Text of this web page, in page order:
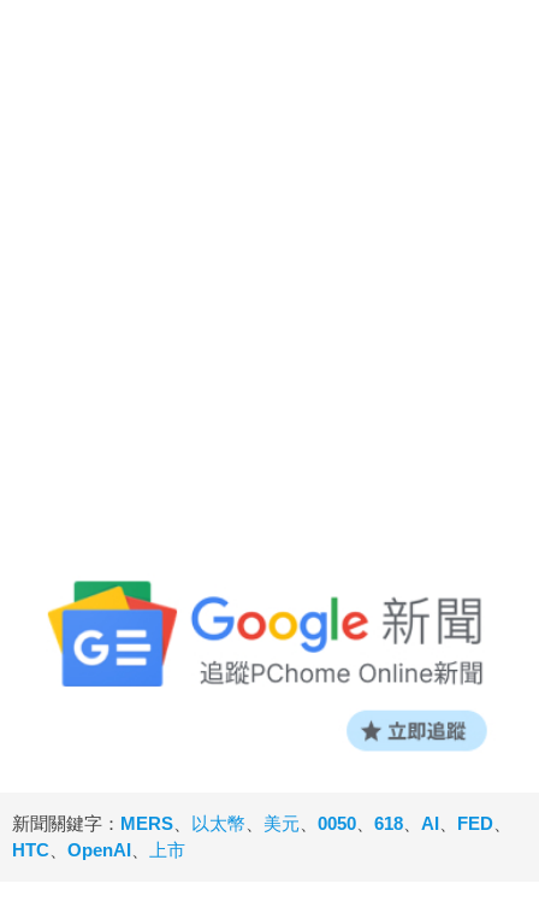
新聞關鍵字： MERS、 以太幣、 美元、 0050、 618、 AI、 FED、
HTC、 OpenAI、 上市